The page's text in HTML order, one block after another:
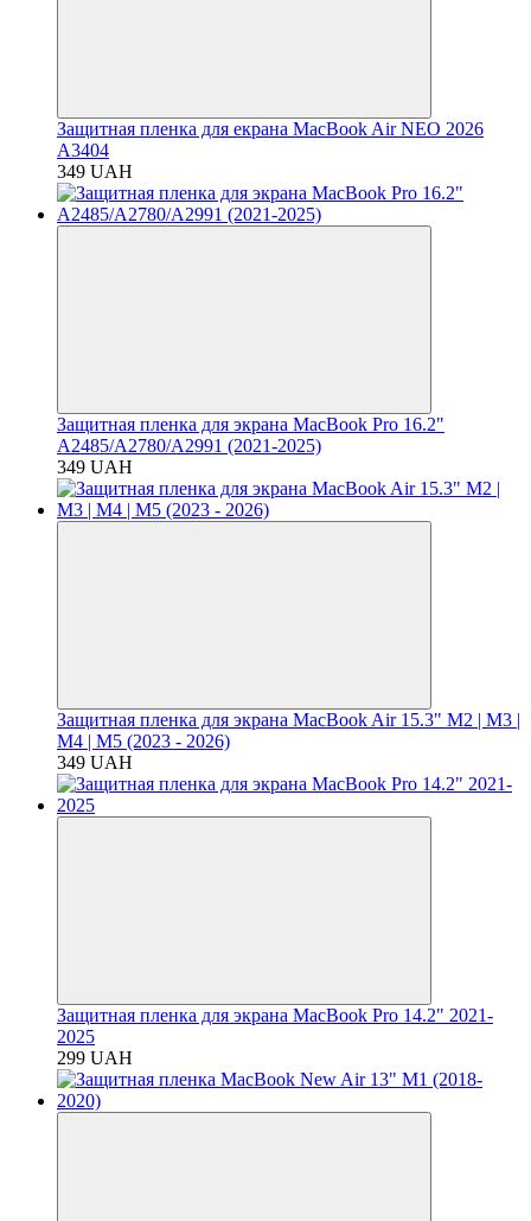
Защитная пленка для екрана MacBook Air NEO 2026
A3404
349 UAH
Защитная пленка для экрана MacBook Pro 16.2"
A2485/A2780/A2991 (2021-2025)
349 UAH
Защитная пленка для экрана MacBook Air 15.3" M2 | M3 |
M4 | M5 (2023 - 2026)
349 UAH
Защитная пленка для экрана MacBook Pro 14.2" 2021-
2025
299 UAH